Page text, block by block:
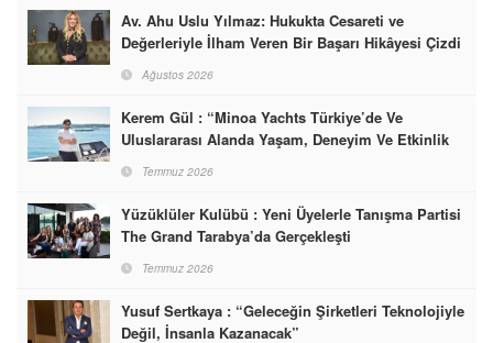
Av. Ahu Uslu Yılmaz: Hukukta Cesareti ve
Değerleriyle İlham Veren Bir Başarı Hikâyesi Çizdi
Ağustos 2026
Kerem Gül : “Minoa Yachts Türkiye’de Ve
Uluslararası Alanda Yaşam, Deneyim Ve Etkinlik
Markası Olacak”
Temmuz 2026
Yüzüklüler Kulübü : Yeni Üyelerle Tanışma Partisi
The Grand Tarabya’da Gerçekleşti
Temmuz 2026
Yusuf Sertkaya : “Geleceğin Şirketleri Teknolojiyle
Değil, İnsanla Kazanacak”